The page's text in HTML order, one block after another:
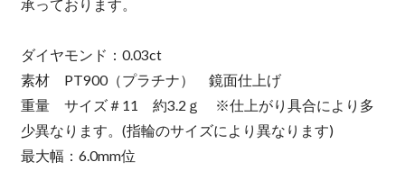
承っております。
ダイヤモンド：0.03ct
素材 PT900（プラチナ） 鏡面仕上げ
重量 サイズ＃11 約3.2ｇ ※仕上がり具合により多
少異なります。(指輪のサイズにより異なります)
最大幅：6.0mm位